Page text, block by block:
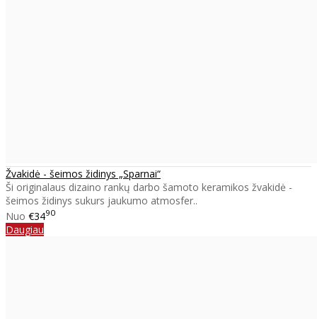
Žvakidė - šeimos židinys „Sparnai“
Ši originalaus dizaino rankų darbo šamoto keramikos žvakidė -
šeimos židinys sukurs jaukumo atmosfer..
Nuo €3490
Daugiau